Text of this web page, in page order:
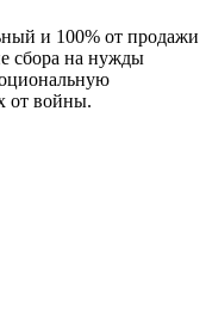
и 100% от продажи
сбора на нужды
от войны.